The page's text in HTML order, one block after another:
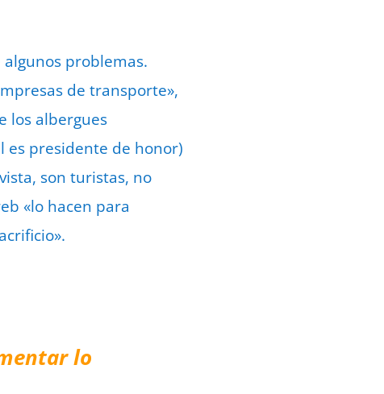
problemas.
de transporte»,
los albergues
es presidente de honor)
son turistas, no
«lo hacen para
lo